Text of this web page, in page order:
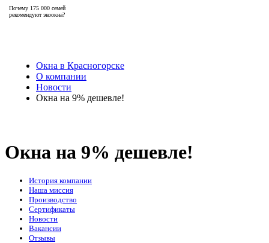
Почему 175 000 семей
рекомендуют экоокна?
Окна в Красногорске
О компании
Новости
Окна на 9% дешевле!
Окна на 9% дешевле!
История компании
Наша миссия
Производство
Сертификаты
Новости
Вакансии
Отзывы